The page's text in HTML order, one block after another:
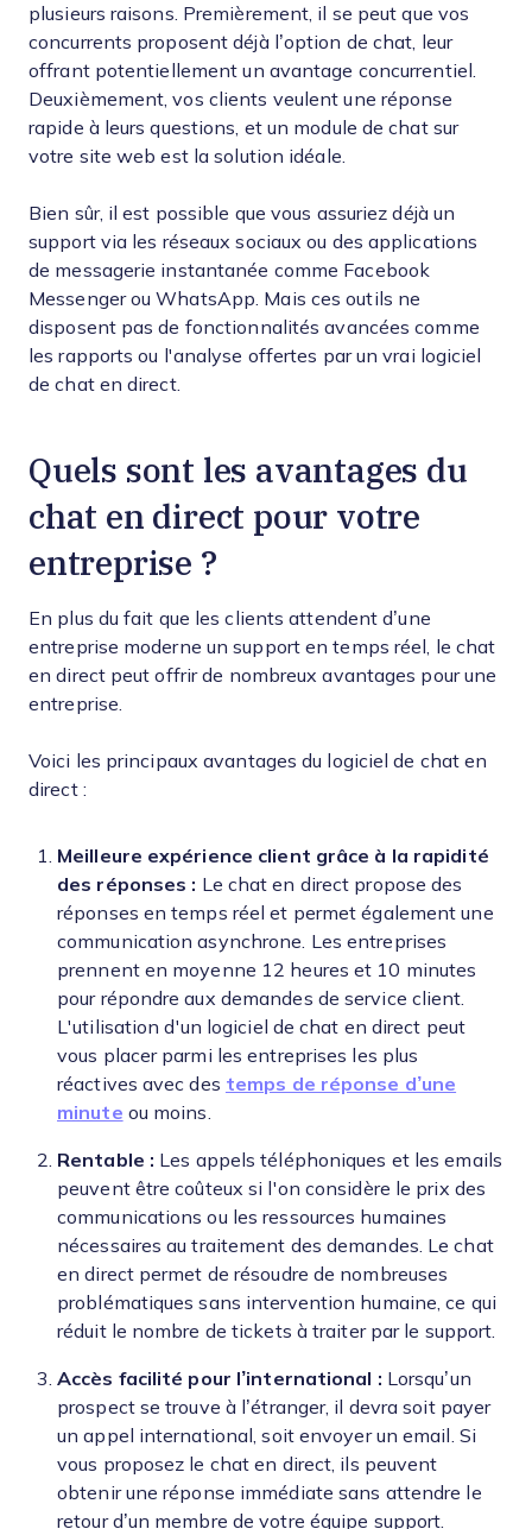
plusieurs raisons. Premièrement, il se peut que vos
concurrents proposent déjà l’option de chat, leur
offrant potentiellement un avantage concurrentiel.
Deuxièmement, vos clients veulent une réponse
rapide à leurs questions, et un module de chat sur
votre site web est la solution idéale.
Bien sûr, il est possible que vous assuriez déjà un
support via les réseaux sociaux ou des applications
de messagerie instantanée comme Facebook
Messenger ou WhatsApp. Mais ces outils ne
disposent pas de fonctionnalités avancées comme
les rapports ou l'analyse offertes par un vrai logiciel
de chat en direct.
Quels sont les avantages du
chat en direct pour votre
entreprise ?
En plus du fait que les clients attendent d’une
entreprise moderne un support en temps réel, le chat
en direct peut offrir de nombreux avantages pour une
entreprise.
Voici les principaux avantages du logiciel de chat en
direct :
Meilleure expérience client grâce à la rapidité
des réponses : Le chat en direct propose des
réponses en temps réel et permet également une
communication asynchrone. Les entreprises
prennent en moyenne 12 heures et 10 minutes
pour répondre aux demandes de service client.
L'utilisation d'un logiciel de chat en direct peut
vous placer parmi les entreprises les plus
réactives avec des temps de réponse d’une
minute ou moins.
Rentable : Les appels téléphoniques et les emails
peuvent être coûteux si l'on considère le prix des
communications ou les ressources humaines
nécessaires au traitement des demandes. Le chat
en direct permet de résoudre de nombreuses
problématiques sans intervention humaine, ce qui
réduit le nombre de tickets à traiter par le support.
Accès facilité pour l’international : Lorsqu’un
prospect se trouve à l’étranger, il devra soit payer
un appel international, soit envoyer un email. Si
vous proposez le chat en direct, ils peuvent
obtenir une réponse immédiate sans attendre le
retour d’un membre de votre équipe support.